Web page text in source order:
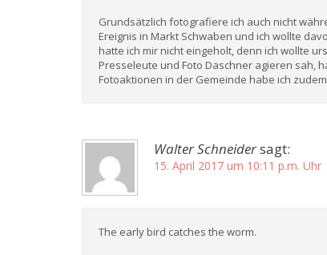
Grundsätzlich fotografiere ich auch nicht
Ereignis in Markt Schwaben und ich wollte
hatte ich mir nicht eingeholt, denn ich wollte
Presseleute und Foto Daschner agieren sah,
Fotoaktionen in der Gemeinde habe ich
Walter Schneidersagt:
15. April 2017 um 10:11 p.m. Uhr
The early bird catches the worm.